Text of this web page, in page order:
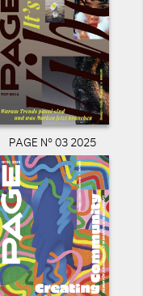
PAGE N° 03 2025